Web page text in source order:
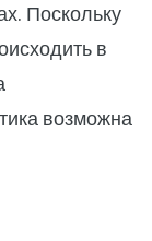
Поскольку
в
возможна